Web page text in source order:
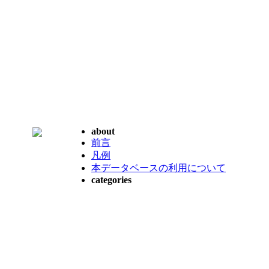
about
前言
凡例
本データベースの利用について
categories